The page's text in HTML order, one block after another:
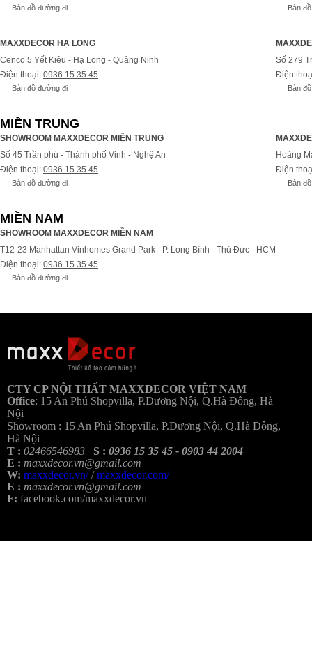
Bản đồ đường đi Bản
MAXXDECOR HẠ LONG
Cenco 5 Yết Kiêu - Hạ Long - Quảng Ninh
Điện thoại: 0936 15 35 45
Bản đồ đường đi
Số 279
Điện
Bản
MIỀN TRUNG
SHOWROOM MAXXDECOR MIỀN TRUNG
Số 45 Trần phú - Thành phố Vinh - Nghệ An
Điện thoại: 0936 15 35 45
Bản đồ đường đi
Hoàng
Điện
Bản
MIỀN NAM
SHOWROOM MAXXDECOR MIỀN NAM
T12-23 Manhattan Vinhomes Grand Park - P. Long Bình - Thủ Đức - HCM
Điện thoại: 0936 15 35 45
Bản đồ đường đi
CTY CP NỘI THẤT MAXXDECOR VIỆT NAM
Office: 15 An Phú Shopvilla, P.Dương Nội, Q.Hà Đông, Hà
Nội
Showroom : 15 An Phú Shopvilla, P.Dương Nội, Q.Hà Đông,
Hà Nội
T : 02466546983 S : 0936 15 35 45 - 0903 44 2004
E : maxxdecor.vn@gmail.com
W: maxxdecor.vn//maxxdecor.com/
E : maxxdecor.vn@gmail.com
F: facebook.com/maxxdecor.vn